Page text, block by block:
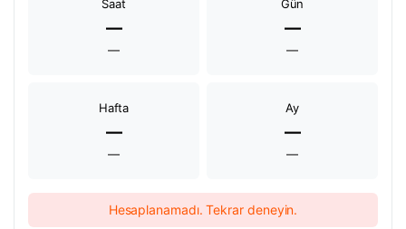
Saat
—
—
Gün
—
—
Hafta
—
—
Ay
—
—
Hesaplanamadı. Tekrar deneyin.